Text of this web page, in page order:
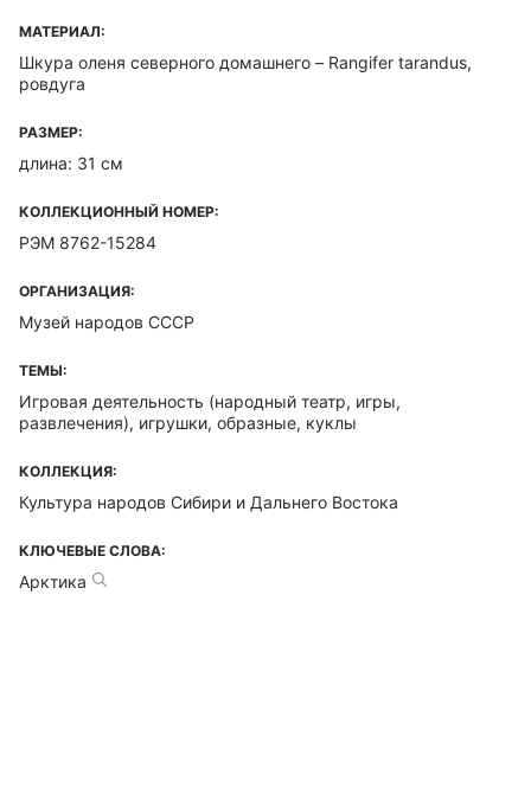
МАТЕРИАЛ:
Шкура оленя северного домашнего – Rangifer tarandus,
ровдуга
РАЗМЕР:
длина: 31 см
КОЛЛЕКЦИОННЫЙ НОМЕР:
РЭМ 8762-15284
ОРГАНИЗАЦИЯ:
Музей народов СССР
ТЕМЫ:
Игровая деятельность (народный театр, игры,
развлечения), игрушки, образные, куклы
КОЛЛЕКЦИЯ:
Культура народов Сибири и Дальнего Востока
КЛЮЧЕВЫЕ СЛОВА:
Арктика